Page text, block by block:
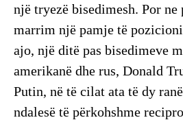
një tryezë bisedimesh. Por
marrim një pamje të
ajo, një ditë pas bisedimeve
amerikanë dhe rus, Donald
Putin, në të cilat ata të dy
ndalesë të përkohshme